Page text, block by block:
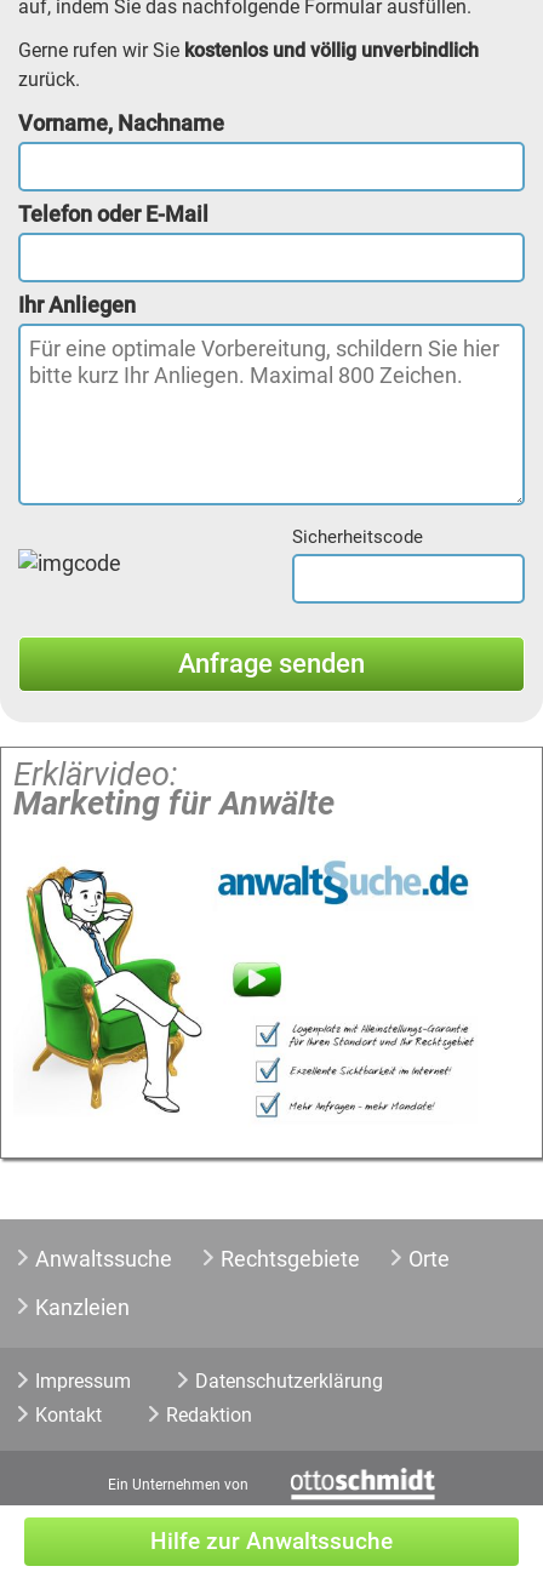
Hilfe zur Anwaltssuche
auf, indem Sie das nachfolgende Formular ausfüllen.
Gerne rufen wir Sie kostenlos und völlig unverbindlich
zurück.
Vorname, Nachname
Telefon oder E-Mail
Ihr Anliegen
Sicherheitscode
Erklärvideo:
Marketing für Anwälte
Anwaltssuche Rechtsgebiete
Orte
Kanzleien
Impressum
Datenschutzerklärung
Kontakt
Redaktion
Ein Unternehmen von